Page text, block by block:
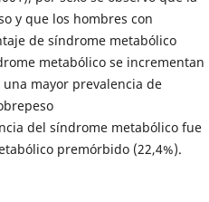
y que los hombres con
de síndrome metabólico
metabólico se incrementan
mayor prevalencia de
del síndrome metabólico fue
premórbido (22,4%).